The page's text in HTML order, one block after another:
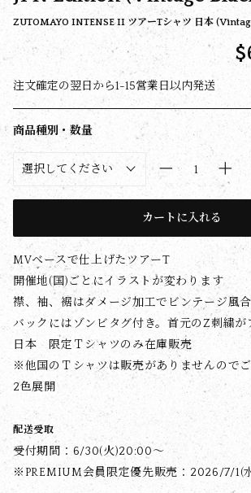
ZUTOMAYO INTENSE II ツアーTシャツ 日本
注文確定の翌日から1-15営業日以内発送
商品種別・数量
カートに入れる
MVベースで仕上げたツアーT
開催地(国)ごとにイラストが変わります
襟、袖、裾はダメージ加工でビンテージ風
バックにはゾンビタグ付き。首元のZ刺繍が
日本 限定Ｔシャツのみ在庫販売
※他国のＴシャツは販売がありませんので
2色展開
配送受取
受付期間：6/30(火)20:00〜
※PREMIUM会員限定優先販売：2026/7/1(